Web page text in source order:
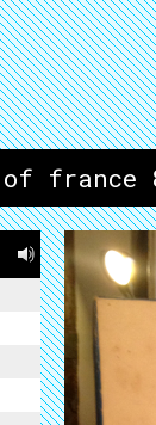
of france